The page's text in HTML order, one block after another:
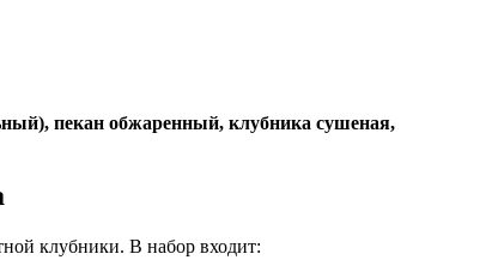
пекан обжаренный, клубника сушеная,
клубники. В набор входит: